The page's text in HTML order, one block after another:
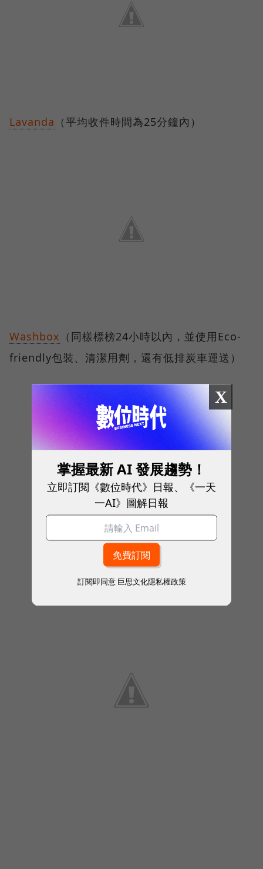
Lavanda （平均收件時間為25分鐘內）
Washbox （同樣標榜24小時以內，並使用Eco-
friendly包裝、清潔用劑，還有低排炭車運送）
X
掌握最新 AI 發展趨勢！
立即訂閱《數位時代》日報、《一天
一AI》圖解日報
訂閱即同意 巨思文化隱私權政策